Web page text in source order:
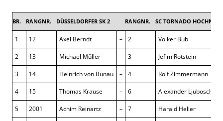
BR. RANGNR. DÜSSELDORFER SK 2 RANGNR. SC TORNADO
1 12 Axel Berndt – 2 Volker Bub
2 13 Michael Müller – 3 Jefim Rotstein
3 14 Heinrich von Bünau – 4 Rolf Zimmermann
4 15 Thomas Krause – 6 Alexander Ljuboschiz
5 2001 Achim Reinartz – 7 Harald Heller